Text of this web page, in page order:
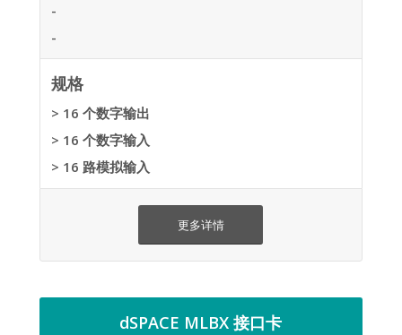
-
-
规格
> 16 个数字输出
> 16 个数字输入
> 16 路模拟输入
更多详情
dSPACE MLBX 接口卡